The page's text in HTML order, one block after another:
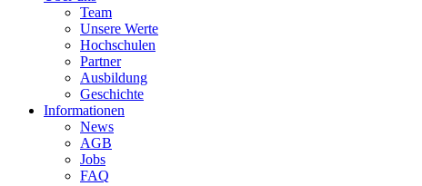
Team
Unsere Werte
Hochschulen
Partner
Ausbildung
Geschichte
Informationen
News
AGB
Jobs
FAQ